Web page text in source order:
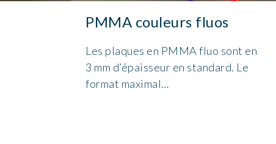
PMMA couleurs fluos
Les plaques en PMMA fluo sont en
3 mm d’épaisseur en standard. Le
format maximal…